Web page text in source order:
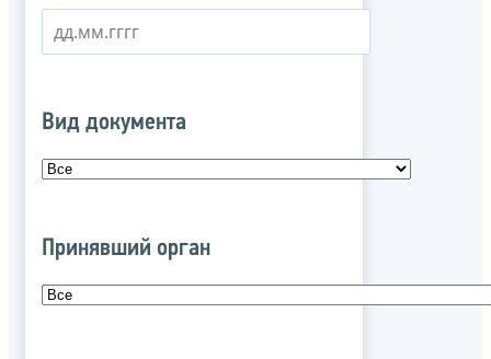
Вид документа
Принявший орган